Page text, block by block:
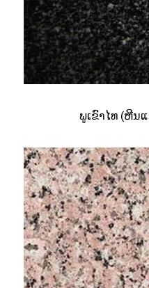
ພູເຂົາໄທ (ຫີນ